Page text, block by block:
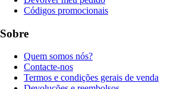
Códigos promocionais
Sobre
Quem somos nós?
Contacte-nos
Termos e condições gerais de venda